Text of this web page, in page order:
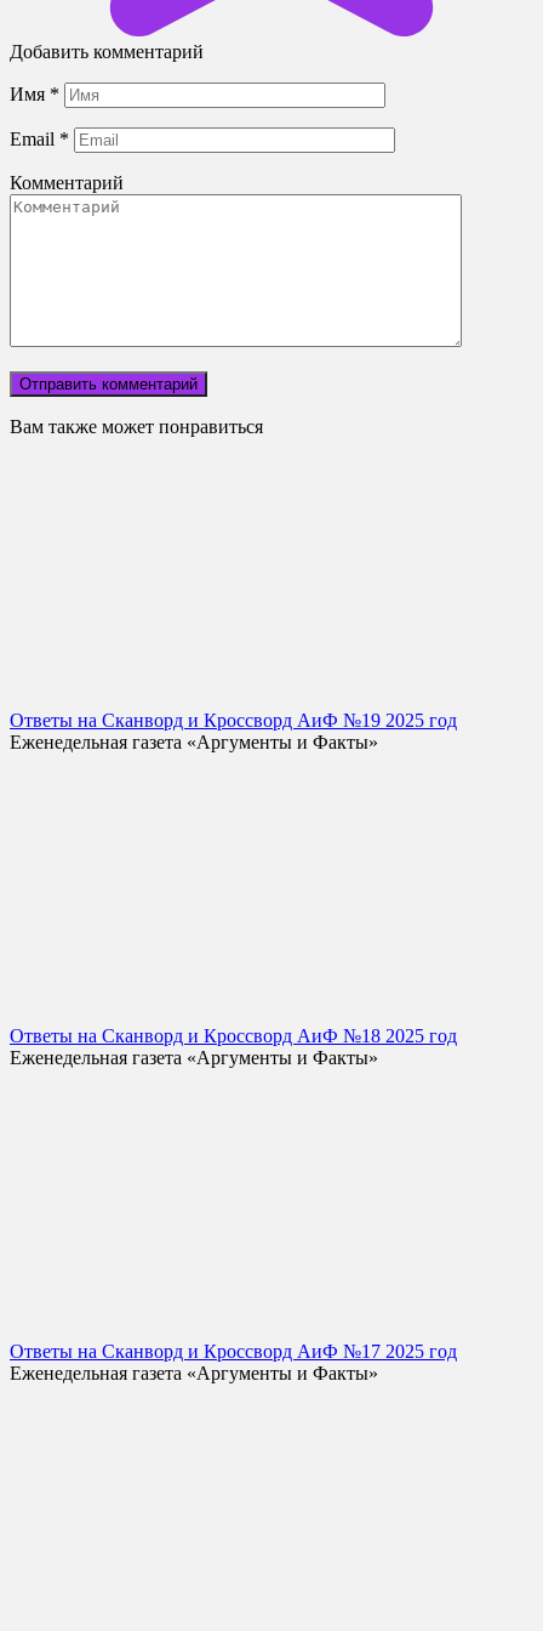
Добавить комментарий
Имя *
Email *
Комментарий
Вам также может понравиться
Ответы на Сканворд и Кроссворд АиФ №19 2025 год
Еженедельная газета «Аргументы и Факты»
Ответы на Сканворд и Кроссворд АиФ №18 2025 год
Еженедельная газета «Аргументы и Факты»
Ответы на Сканворд и Кроссворд АиФ №17 2025 год
Еженедельная газета «Аргументы и Факты»